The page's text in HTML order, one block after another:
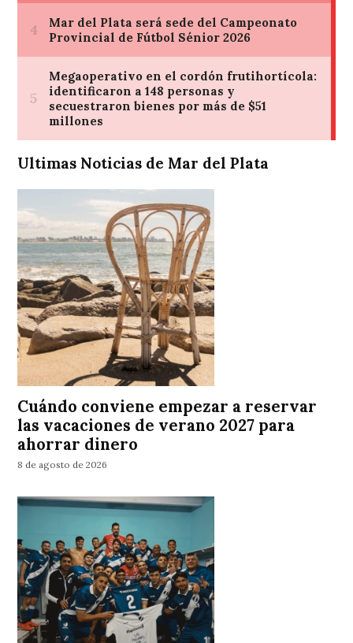
Ultimas Noticias de Mar del Plata
Cuándo conviene empezar a reservar
las vacaciones de verano 2027 para
ahorrar dinero
8 de agosto de 2026